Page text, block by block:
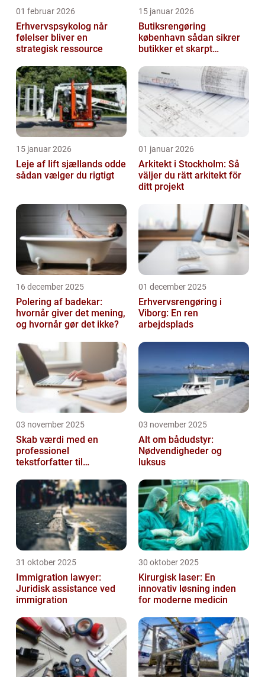
01 februar 2026
Erhvervspsykolog når
følelser bliver en
strategisk ressource
15 januar 2026
Butiksrengøring
københavn sådan sikrer
butikker et skarpt
15 januar 2026
Leje af lift sjællands odde
sådan vælger du rigtigt
01 januar 2026
Arkitekt i Stockholm: Så
väljer du rätt arkitekt för
ditt projekt
16 december 2025
Polering af badekar:
hvornår giver det mening,
og hvornår gør det ikke?
01 december 2025
Erhvervsrengøring i
Viborg: En ren
arbejdsplads
03 november 2025
Skab værdi med en
professionel
tekstforfatter til
03 november 2025
Alt om bådudstyr:
Nødvendigheder og
luksus
31 oktober 2025
Immigration lawyer:
Juridisk assistance ved
immigration
30 oktober 2025
Kirurgisk laser: En
innovativ løsning inden
for moderne medicin